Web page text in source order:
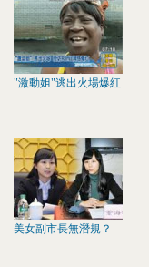
"激動姐"逃出火場爆紅
美女副市長無潛規？